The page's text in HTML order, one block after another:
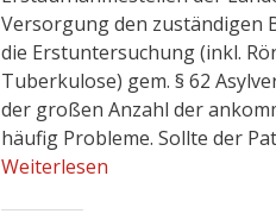
Versorgung den zuständigen
die Erstuntersuchung (inkl.
Tuberkulose) gem. § 62
der großen Anzahl der
häufig Probleme. Sollte der
Weiterlesen